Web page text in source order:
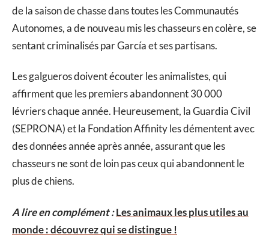
de la saison de chasse dans toutes les Communautés
Autonomes, a de nouveau mis les chasseurs en colère, se
sentant criminalisés par García et ses partisans.
Les galgueros doivent écouter les animalistes, qui
affirment que les premiers abandonnent 30 000
lévriers chaque année. Heureusement, la Guardia Civil
(SEPRONA) et la Fondation Affinity les démentent avec
des données année après année, assurant que les
chasseurs ne sont de loin pas ceux qui abandonnent le
plus de chiens.
A lire en complément :Les animaux les plus utiles au
monde : découvrez qui se distingue !